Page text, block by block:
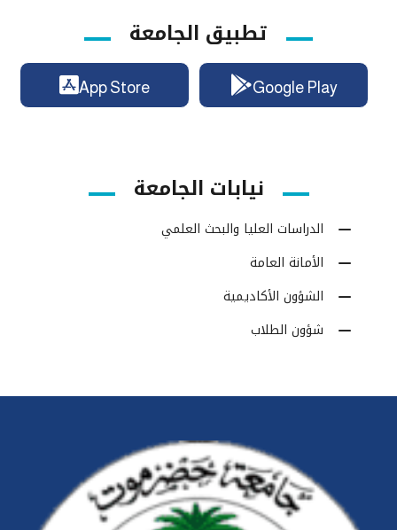
تطبيق الجامعة
Google Play
App Store
نيابات الجامعة
الدراسات العليا والبحث العلمي
الأمانة العامة
الشؤون الأكاديمية
شؤون الطلاب